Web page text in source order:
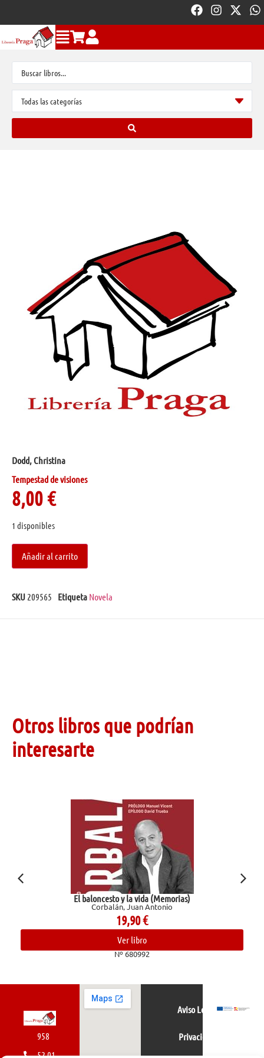
Dodd, Christina
Tempestad de visiones
8,00€
1 disponibles
Añadir al carrito
SKU 209565 Etiqueta Novela
Otros libros que podrían
interesarte
El baloncesto y la vida (Memorias)
Corbalán, Juan Antonio
19,90€
Ver libro
Nº 680992
958
52 01
Aviso Legal
Privacidad